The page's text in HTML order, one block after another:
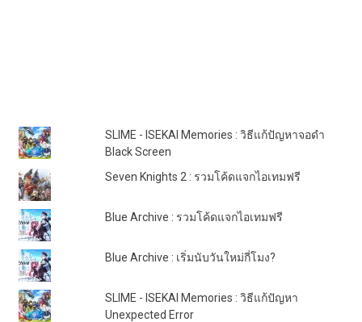
SLIME - ISEKAI Memories : วิธีแก้ปัญหาจอดำ
Black Screen
Seven Knights 2 : รวมโค้ดแจกไอเทมฟรี
Blue Archive : รวมโค้ดแจกไอเทมฟรี
Blue Archive : เริ่มนับวันใหม่กี่โมง?
SLIME - ISEKAI Memories : วิธีแก้ปัญหา
Unexpected Error